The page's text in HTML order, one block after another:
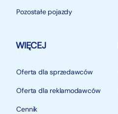
Pozostałe pojazdy
WIĘCEJ
Oferta dla sprzedawców
Oferta dla reklamodawców
Cennik